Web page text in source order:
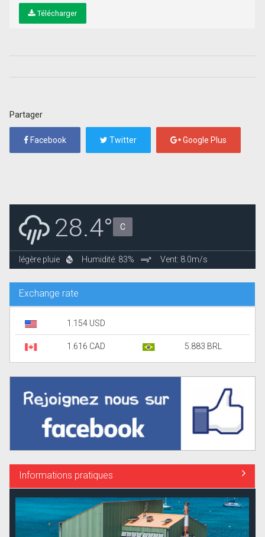
Télécharger
Partager
Facebook Twitter Google Plus
28.4° C
légère pluie Humidité: 83% Vent: 8.0m/s
Exchange rate
1.154 USD
1.616 CAD 5.883 BRL
Informations pratiques